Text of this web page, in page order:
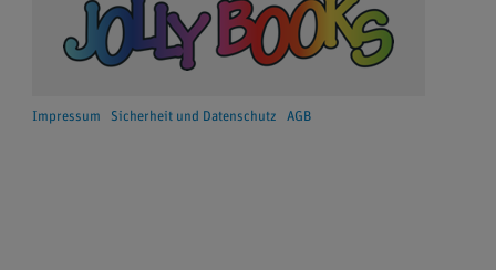
Impressum Sicherheit und Datenschutz AGB